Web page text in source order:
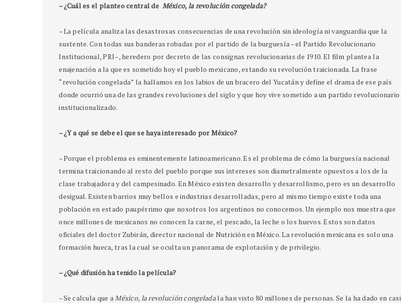
–¿Cuál es el planteo central de México, la revolución congelada?
–La película analiza las desastrosas consecuencias de una revolución sin ideología ni vanguardia que la
sustente. Con todas sus banderas robadas por el partido de la burguesía –el Partido Revolucionario
Institucional, PRI–, heredero por decreto de las consignas revolucionarias de 1910. El film plantea la
enajenación a la que es sometido hoy el pueblo mexicano, estando su revolución traicionada. La frase
“revolución congelada” la hallamos en los labios de un bracero del Yucatán y define el drama de ese país
donde ocurrió una de las grandes revoluciones del siglo y que hoy vive sometido a un partido revolucionario
institucionalizado.
–¿Y a qué se debe el que se haya interesado por México?
–Porque el problema es eminentemente latinoamericano. Es el problema de cómo la burguesía nacional
termina traicionando al resto del pueblo porque sus intereses son diametralmente opuestos a los de la
clase trabajadora y del campesinado. En México existen desarrollo y desarrollismo, pero es un desarrollo
desigual. Existen barrios muy bellos e industrias desarrolladas, pero al mismo tiempo existe toda una
población en estado paupérrimo que nosotros los argentinos no conocemos. Un ejemplo nos muestra que
once millones de mexicanos no conocen la carne, el pescado, la leche o los huevos. Estos son datos
oficiales del doctor Zubirán, director nacional de Nutrición en México. La revolución mexicana es solo una
formación hueca, tras la cual se oculta un panorama de explotación y de privilegio.
–¿Qué difusión ha tenido la película?
–Se calcula que a México, la revolución congeladala han visto 80 millones de personas. Se la ha dado en casi